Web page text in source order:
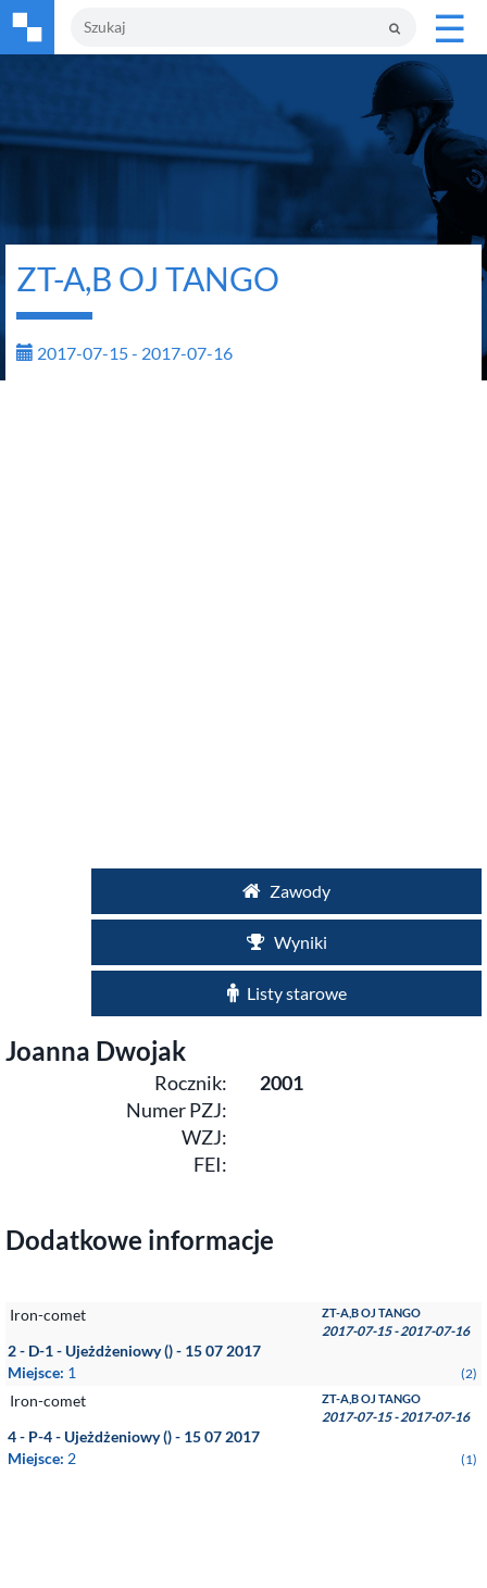
☰
ZT-A,B OJ TANGO
2017-07-15 - 2017-07-16
Zawody
Wyniki
Listy starowe
Joanna Dwojak
Rocznik:
2001
Numer PZJ:
WZJ:
FEI:
Dodatkowe informacje
Iron-comet ZT-A,B OJ TANGO
2017-07-15 - 2017-07-16
2 - D-1 - Ujeżdżeniowy () - 15 07 2017
Miejsce: 1 (2)
Iron-comet ZT-A,B OJ TANGO
2017-07-15 - 2017-07-16
4 - P-4 - Ujeżdżeniowy () - 15 07 2017
Miejsce: 2 (1)